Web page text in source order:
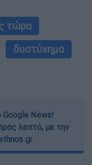
τώρα
δυστύχημα
News!
λεπτό, με την